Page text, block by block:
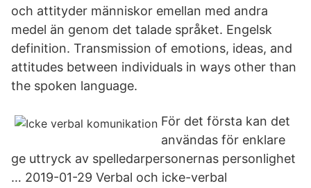
och attityder människor emellan med andra
medel än genom det talade språket. Engelsk
definition. Transmission of emotions, ideas, and
attitudes between individuals in ways other than
the spoken language.
För det första kan det
användas för enklare
ge uttryck av spelledarpersonernas personlighet
… 2019-01-29 Verbal och icke-verbal